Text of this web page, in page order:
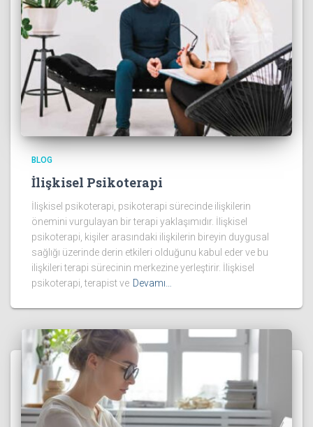
BLOG
İlişkisel Psikoterapi
İlişkisel psikoterapi, psikoterapi sürecinde ilişkilerin
önemini vurgulayan bir terapi yaklaşımıdır. İlişkisel
psikoterapi, kişiler arasındaki ilişkilerin bireyin duygusal
sağlığı üzerinde derin etkileri olduğunu kabul eder ve bu
ilişkileri terapi sürecinin merkezine yerleştirir. İlişkisel
psikoterapi, terapist ve Devamı…